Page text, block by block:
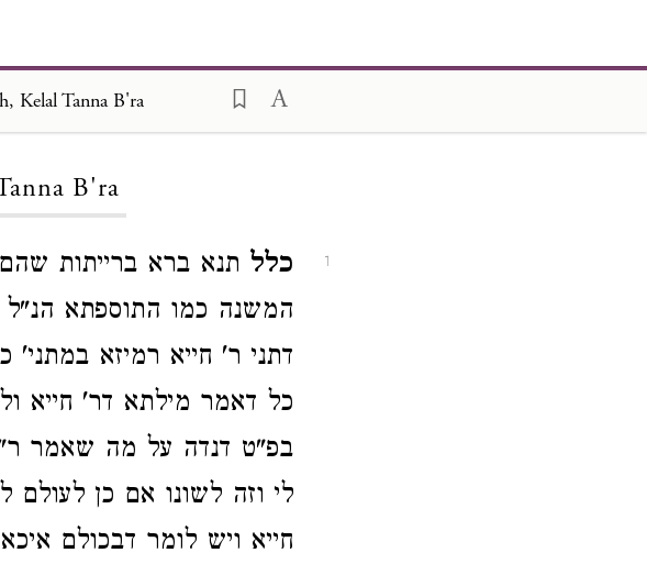
Kelal Tanna B'ra
B'ra
1 כלל תנא ברא ברייתות
המשנה כמו התוספתא
דתני ר' חייא רמיזא
כל דאמר מילתא דר' חייא
בפ"ט דנדה על מה שאמר ר"ל
לי וזה לשונו אם כן לעולם
חייא ויש לומר דבכולם